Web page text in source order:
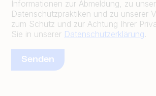
Informationen zur Abmeldung, zu
Datenschutzpraktiken und zu unserer
zum Schutz und zur Achtung Ihrer
Sie in unserer Datenschutzerklärung.